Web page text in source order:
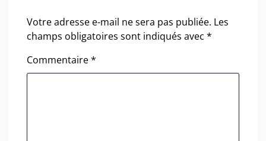
Votre adresse e-mail ne sera pas publiée. Les
champs obligatoires sont indiqués avec *
Commentaire*